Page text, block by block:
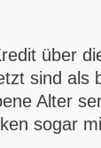
über
sind als
Alter
sogar